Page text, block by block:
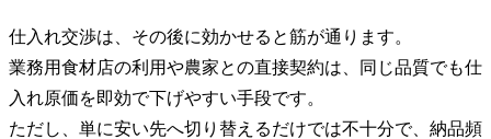
仕入れ交渉は、その後に効かせると筋が通ります。
業務用食材店の利用や農家との直接契約は、同じ品質でも仕
入れ原価を即効で下げやすい手段です。
ただし、単に安い先へ切り替えるだけでは不十分で、納品頻